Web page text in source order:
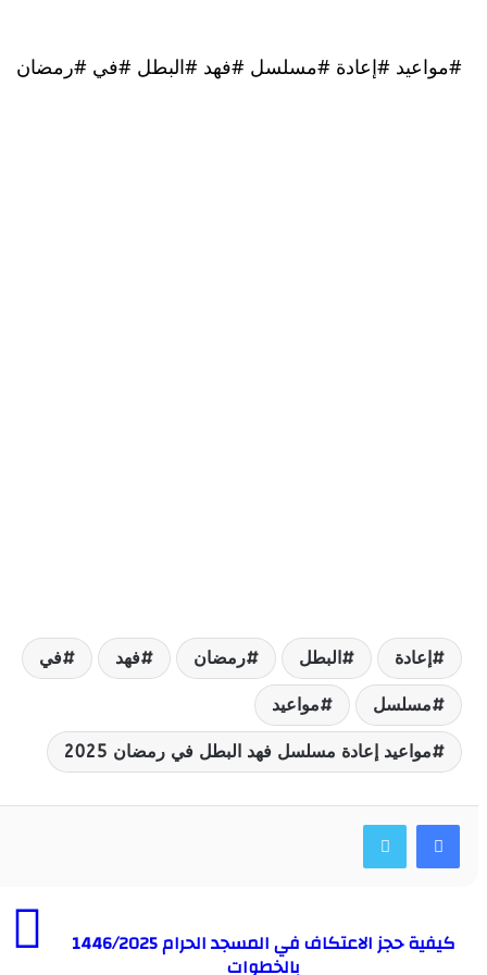
#إعادة #مسلسل #فهد #البطل #في #رمضان
البطل رمضان فهد في
مواعيد
إعادة مسلسل فهد البطل في رمضان 2025
كيفية حجز الاعتكاف في المسجد الحرام 1446/2025
بالخطوات